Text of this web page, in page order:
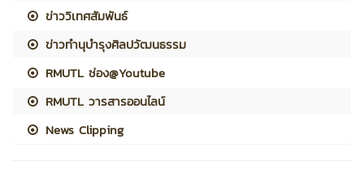
ข่าววิเทศสัมพันธ์
ข่าวทำนุบำรุงศิลปวัฒนธรรม
RMUTL ช่อง@Youtube
RMUTL วารสารออนไลน์
News Clipping